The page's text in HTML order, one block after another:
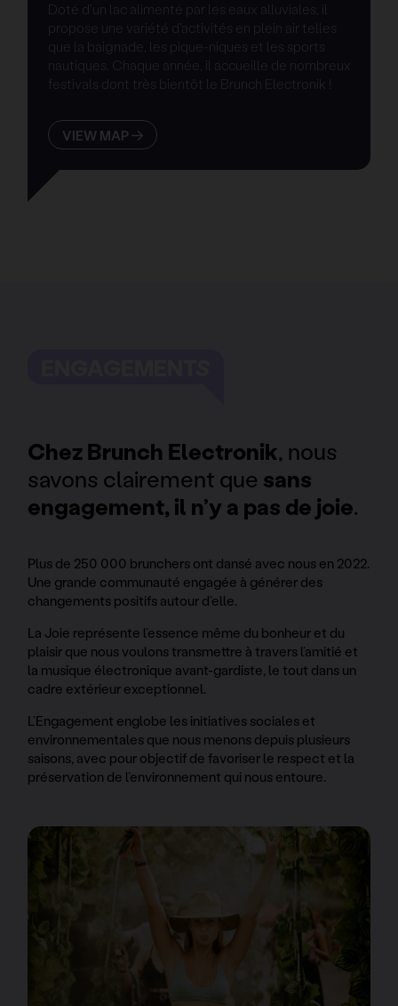
Doté d'un lac alimenté par les eaux alluviales, il
propose une variété d'activités en plein air telles
que la baignade, les pique-niques et les sports
nautiques. Chaque année, il accueille de nombreux
festivals dont très bientôt le Brunch Electronik !
VIEW MAP
Chez Brunch Electronik, nous
savons clairement que sans
engagement, il n’y a pas de joie.
Plus de 250 000 brunchers ont dansé avec nous en 2022.
Une grande communauté engagée à générer des
changements positifs autour d’elle.
La Joie représente l’essence même du bonheur et du
plaisir que nous voulons transmettre à travers l’amitié et
la musique électronique avant-gardiste, le tout dans un
cadre extérieur exceptionnel.
L’Engagement englobe les initiatives sociales et
environnementales que nous menons depuis plusieurs
saisons, avec pour objectif de favoriser le respect et la
préservation de l’environnement qui nous entoure.